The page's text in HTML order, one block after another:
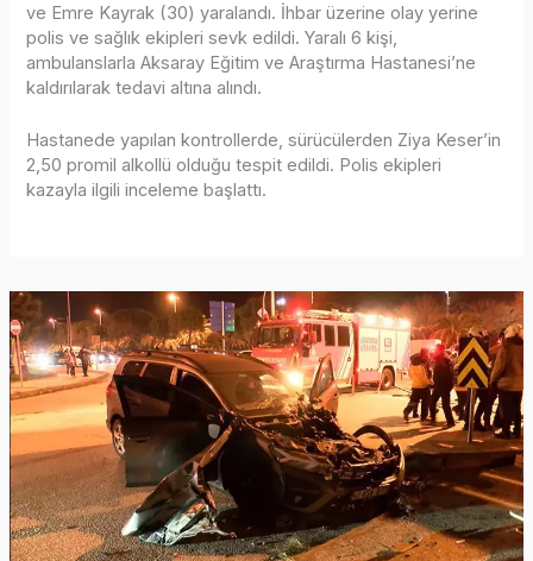
ve Emre Kayrak (30) yaralandı. İhbar üzerine olay yerine
polis ve sağlık ekipleri sevk edildi. Yaralı 6 kişi,
ambulanslarla Aksaray Eğitim ve Araştırma Hastanesi’ne
kaldırılarak tedavi altına alındı.
Hastanede yapılan kontrollerde, sürücülerden Ziya Keser’in
2,50 promil alkollü olduğu tespit edildi. Polis ekipleri
kazayla ilgili inceleme başlattı.